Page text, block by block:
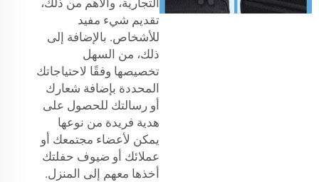
تقديم شيء مفيد
للأشخاص. بالإضافة إلى
ذلك، من السهل
تخصيصها وفقًا لاحتياجاتك
المحددة بإضافة شعارك
أو رسالتك للحصول على
هدية فريدة من نوعها
يمكن لأعضاء مجتمعك أو
عملائك أو ضيوف حفلتك
أخذها معهم إلى المنزل.